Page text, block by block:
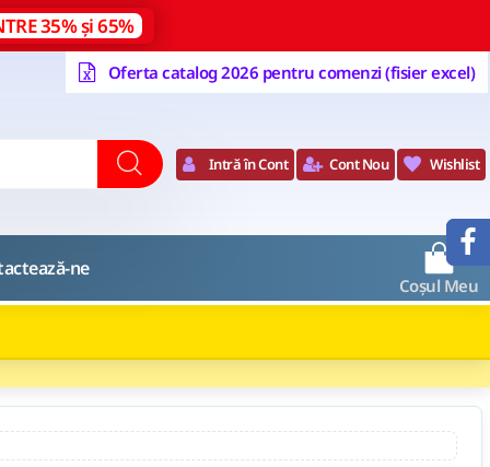
35% și 65%
Oferta catalog 2026 pentru comenzi (fisier excel)
Intră în Cont Cont Nou Wishlist
ne
Coșul Meu
0